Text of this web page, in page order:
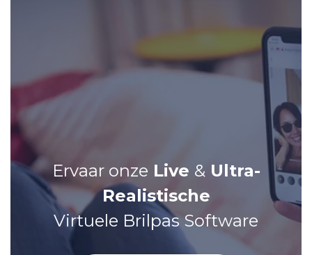
Ervaar onze Live &Ultra-
Realistische
Virtuele Brilpas Software